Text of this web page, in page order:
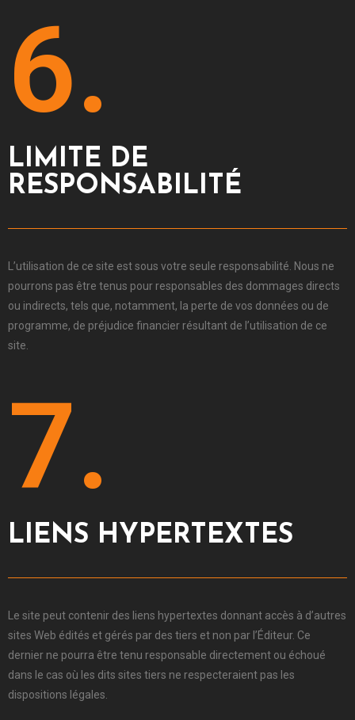
6.
LIMITE DE
RESPONSABILITÉ
L’utilisation de ce site est sous votre seule responsabilité. Nous ne
pourrons pas être tenus pour responsables des dommages directs
ou indirects, tels que, notamment, la perte de vos données ou de
programme, de préjudice financier résultant de l’utilisation de ce
site.
7.
LIENS HYPERTEXTES
Le site peut contenir des liens hypertextes donnant accès à d’autres
sites Web édités et gérés par des tiers et non par l’Éditeur. Ce
dernier ne pourra être tenu responsable directement ou échoué
dans le cas où les dits sites tiers ne respecteraient pas les
dispositions légales.